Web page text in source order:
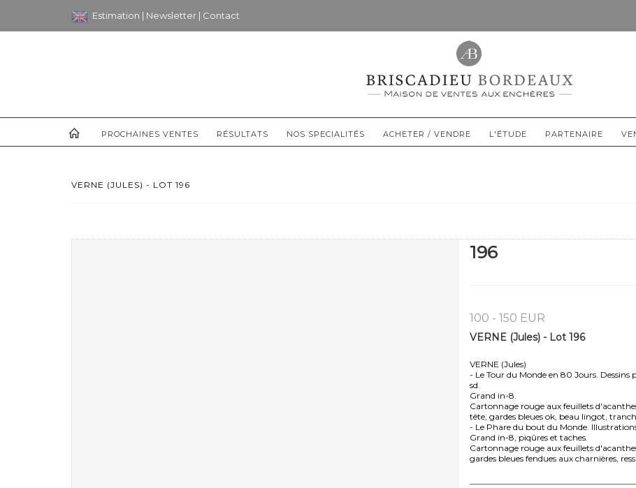
Estimation | Newsletter | Contact
PROCHAINES VENTES RÉSULTATS NOS SPECIALITÉS ACHETER / VENDRE L'ÉTUDE PARTENAIRE
VERNE (JULES) - LOT 196
196
100 - 150 EUR
VERNE (Jules) - Lot 196
VERNE (Jules)
- Le Tour du Monde en 80 Jours. Dessins
sd.
Grand in-8.
Cartonnage rouge aux feuillets
tête, gardes bleues ok, beau lingot,
- Le Phare du bout du Monde.
Grand in-8, piqûres et taches.
Cartonnage rouge aux feuillets
gardes bleues fendues aux charnières,